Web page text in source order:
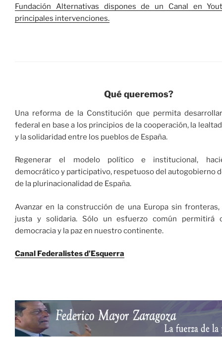
Fundación Alternativas dispones de un Canal en
principales intervenciones.
Qué queremos?
Una reforma de la Constitución que permita
federal en base a los principios de la cooperación, la
y la solidaridad entre los pueblos de España.
Regenerar el modelo político e institucional,
democrático y participativo, respetuoso del autogobierno
de la plurinacionalidad de España.
Avanzar en la construcción de una Europa sin
justa y solidaria. Sólo un esfuerzo común permitirá
democracia y la paz en nuestro continente.
Canal Federalistes d’Esquerra